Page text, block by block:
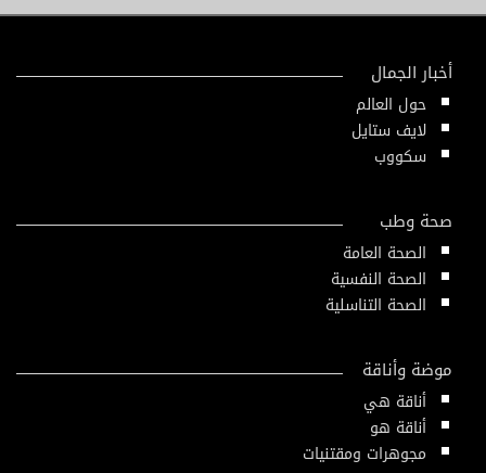
أخبار الجمال
حول العالم
لايف ستايل
سكووب
صحة وطب
الصحة العامة
الصحة النفسية
الصحة التناسلية
موضة وأناقة
أناقة هي
أناقة هو
مجوهرات ومقتنيات